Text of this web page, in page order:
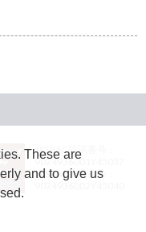
JASRAC許諾番号：
9024936001Y45037
JASRAC許諾番号：
These are
and to give us